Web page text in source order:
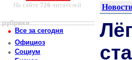
На сайте 726 читателей
рубрики
Все за сегодня
Официоз
Социум